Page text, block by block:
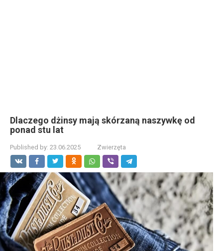
Dlaczego dżinsy mają skórzaną naszywkę od
ponad stu lat
Published by: 23.06.2025 Zwierzęta